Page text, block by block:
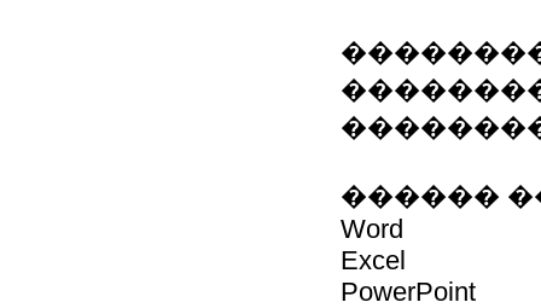
������
Word
Excel
PowerPoint